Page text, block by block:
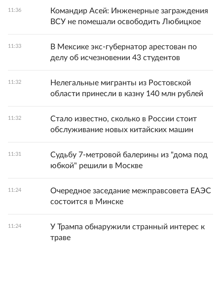
11:36
Командир Асей: Инженерные заграждения
ВСУ не помешали освободить Любицкое
11:33
В Мексике экс-губернатор арестован по
делу об исчезновении 43 студентов
11:32
Нелегальные мигранты из Ростовской
области принесли в казну 140 млн рублей
11:32
Стало известно, сколько в России стоит
обслуживание новых китайских машин
11:31
Судьбу 7-метровой балерины из "дома под
юбкой" решили в Москве
11:24
Очередное заседание межправсовета ЕАЭС
состоится в Минске
11:24
У Трампа обнаружили странный интерес к
траве